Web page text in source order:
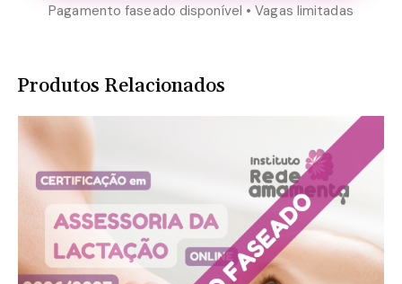
Pagamento faseado disponível • Vagas limitadas
Produtos Relacionados